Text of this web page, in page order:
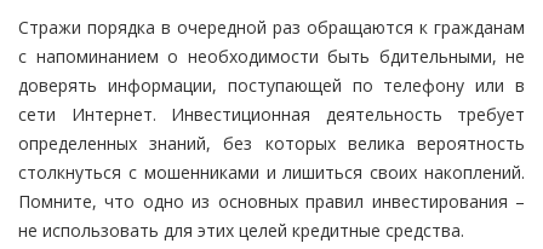
Стражи порядка в очередной раз обращаются к гражданам
с напоминанием о необходимости быть бдительными, не
доверять информации, поступающей по телефону или в
сети Интернет. Инвестиционная деятельность требует
определенных знаний, без которых велика вероятность
столкнуться с мошенниками и лишиться своих накоплений.
Помните, что одно из основных правил инвестирования –
не использовать для этих целей кредитные средства.